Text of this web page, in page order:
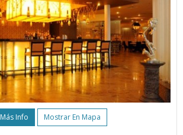
Más Info Mostrar En Mapa